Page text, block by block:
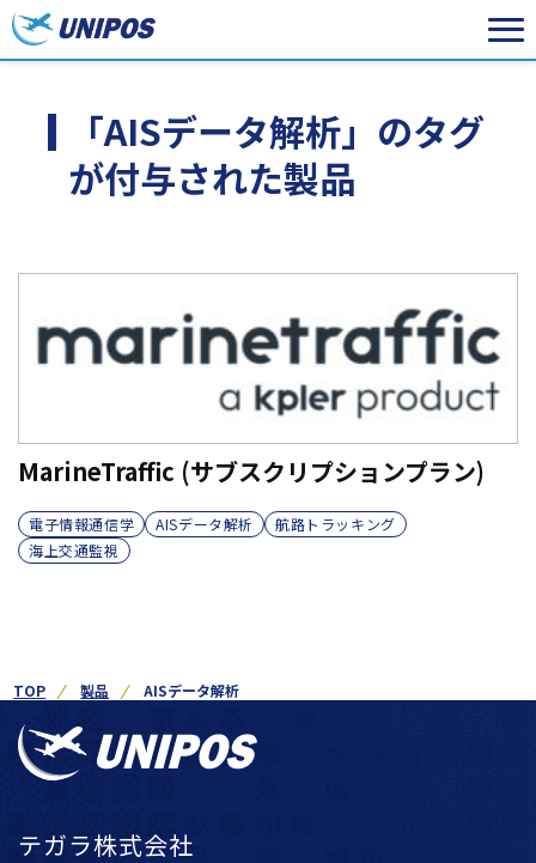
「AISデータ解析」のタグ
が付与された製品
MarineTraffic (サブスクリプションプラン)
電子情報通信学 AISデータ解析
航路トラッキング
海上交通監視
TOP 製品 AISデータ解析
テガラ株式会社